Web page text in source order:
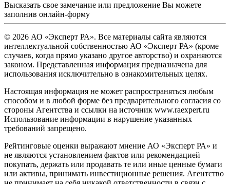
Высказать свое замечание или предложение Вы можете
заполнив онлайн-форму
© 2026 АО «Эксперт РА». Все материалы сайта являются
интеллектуальной собственностью АО «Эксперт РА» (кроме
случаев, когда прямо указано другое авторство) и охраняются
законом. Представленная информация предназначена для
использования исключительно в ознакомительных целях.
Настоящая информация не может распространяться любым
способом и в любой форме без предварительного согласия со
стороны Агентства и ссылки на источник www.raexpert.ru
Использование информации в нарушение указанных
требований запрещено.
Рейтинговые оценки выражают мнение АО «Эксперт РА» и
не являются установлением фактов или рекомендацией
покупать, держать или продавать те или иные ценные бумаги
или активы, принимать инвестиционные решения. Агентство